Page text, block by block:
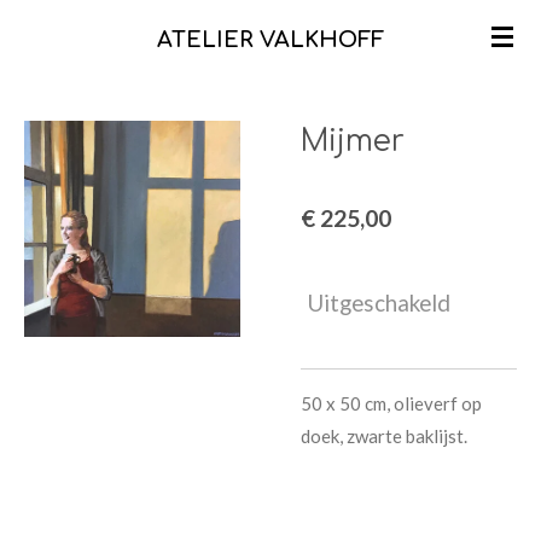
de
hoofdinhoud
ATELIER VALKHOFF
Mijmer
€ 225,00
Uitgeschakeld
50 x 50 cm, olieverf op
doek, zwarte baklijst.